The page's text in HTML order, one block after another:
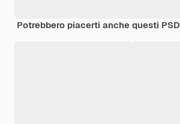
Potrebbero piacerti anche questi PSD